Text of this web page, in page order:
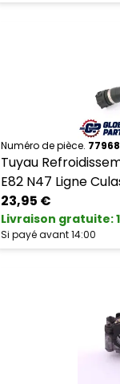
Numéro de pièce.
Tuyau
E82 N47 Ligne
23,95 €
Livraison gratuite:
Si payé avant 14:00